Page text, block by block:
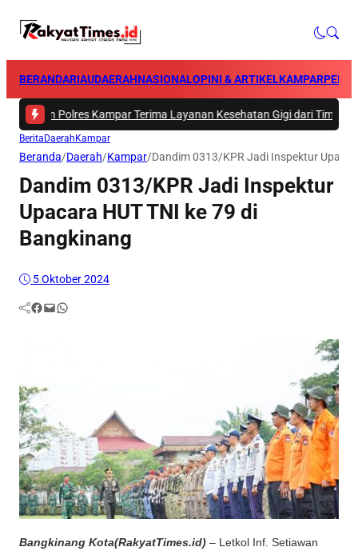
BERANDARIAUDAERAHNASIONALOPINI & ARTIKELKAMPAR
Polres Kampar Terima Layanan Kesehatan Gigi dari Tim Biddokkes
Berita Daerah Kampar
Beranda/Daerah/Kampar/Dandim 0313/KPR Jadi Inspektur
Dandim 0313/KPR Jadi Inspektur
Upacara HUT TNI ke 79 di
Bangkinang
5 Oktober 2024
Facebook Mail WhatsApp
Bangkinang Kota(RakyatTimes.id) – Letkol Inf. Setiawan